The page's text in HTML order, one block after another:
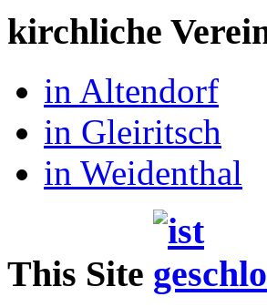
kirchliche
in Altendorf
in Gleiritsch
in Weidenthal
This Site